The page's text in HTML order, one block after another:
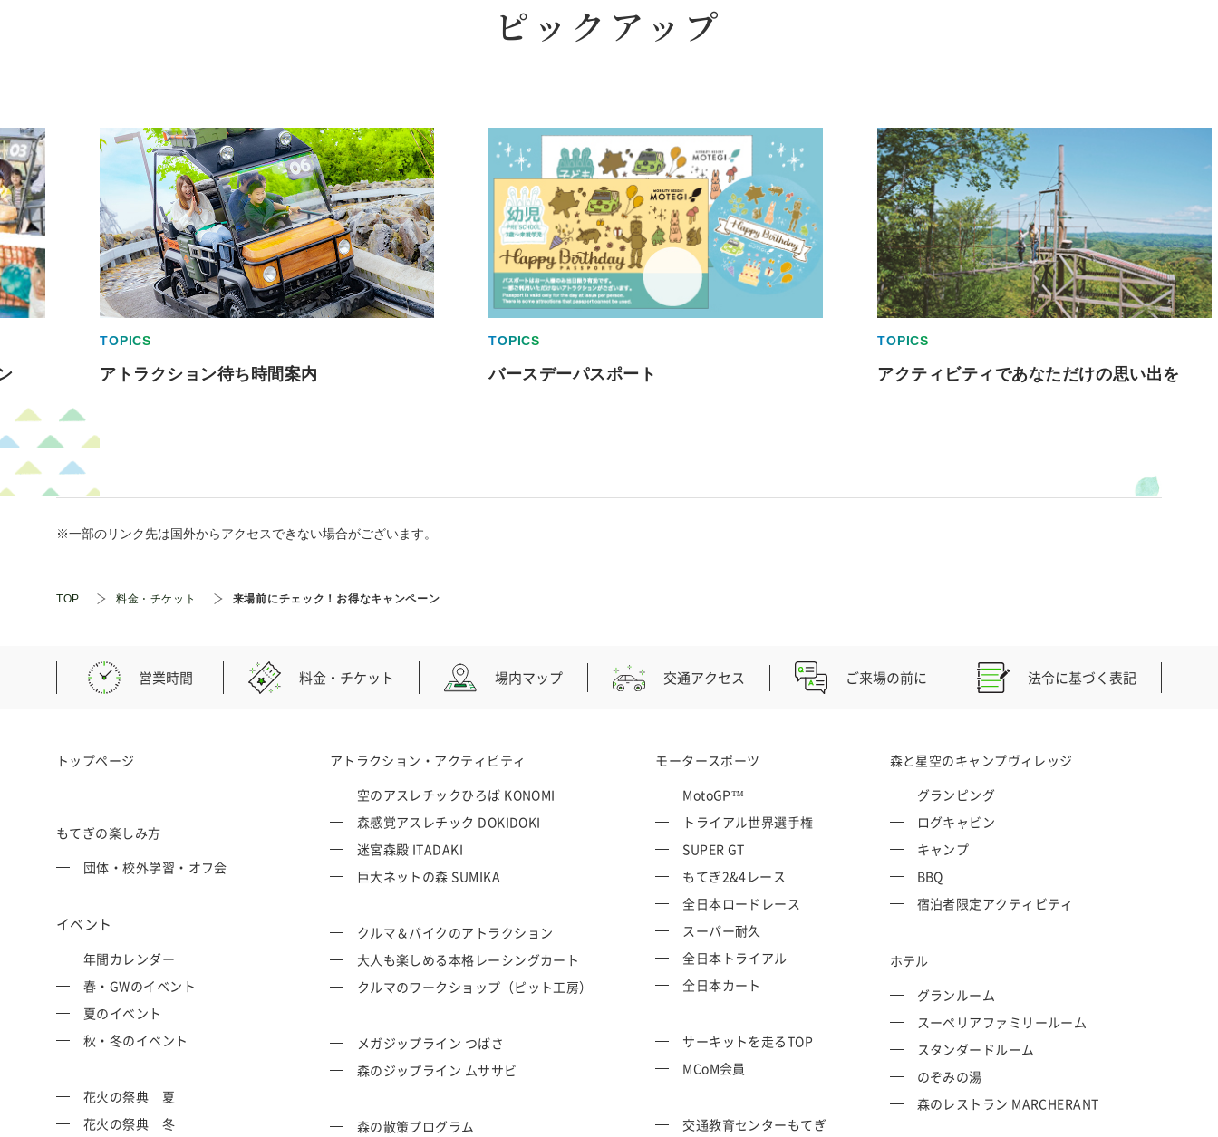
ピックアップ
TOPICS
アトラクション待ち時間案内
TOPICS
バースデーパスポート
TOPICS
アクティビティであなただけの思い出を
※一部のリンク先は国外からアクセスできない場合がございます。
TOP 料金 ⋅ チケット 来場前にチェック！お得なキャンペーン
営業時間 料金・チケット 場内マップ 交通アクセス ご来場の前に 法令に基づく表記
トップページ
もてぎの楽しみ方
団体・校外学習・オフ会
イベント
年間カレンダー
春・GWのイベント
夏のイベント
秋・冬のイベント
花火の祭典 夏
花火の祭典 冬
アトラクション・アクティビティ
空のアスレチックひろば KONOMI
森感覚アスレチック DOKIDOKI
迷宮森殿 ITADAKI
巨大ネットの森 SUMIKA
クルマ＆バイクのアトラクション
大人も楽しめる本格レーシングカート
クルマのワークショップ（ピット工房）
メガジップライン つばさ
森のジップライン ムササビ
森の散策プログラム
モータースポーツ
MotoGP™
トライアル世界選手権
SUPER GT
もてぎ2&4レース
全日本ロードレース
スーパー耐久
全日本トライアル
全日本カート
サーキットを走るTOP
MCoM会員
交通教育センターもてぎ
森と星空のキャンプヴィレッジ
グランピング
ログキャビン
キャンプ
BBQ
宿泊者限定アクティビティ
ホテル
グランルーム
スーペリアファミリールーム
スタンダードルーム
のぞみの湯
森のレストラン MARCHERANT